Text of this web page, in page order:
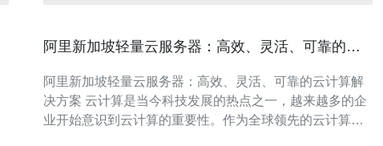
阿里新加坡轻量云服务器：高效、灵活、可靠的云
阿里新加坡轻量云服务器：高效、灵活、可靠的云计算解
决方案 云计算是当今科技发展的热点之一，越来越多的企
业开始意识到云计算的重要性。作为全球领先的云计算服